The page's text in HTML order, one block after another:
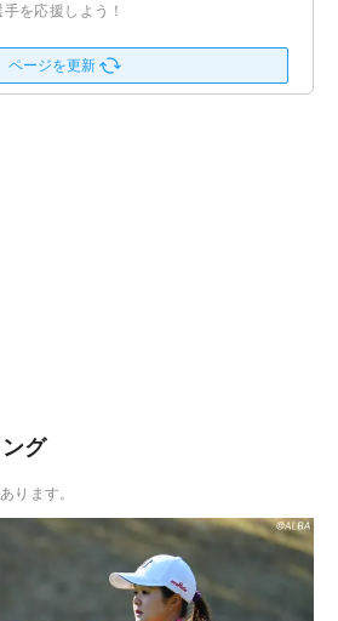
を応援しよう！
ページを更新
グ
ります。